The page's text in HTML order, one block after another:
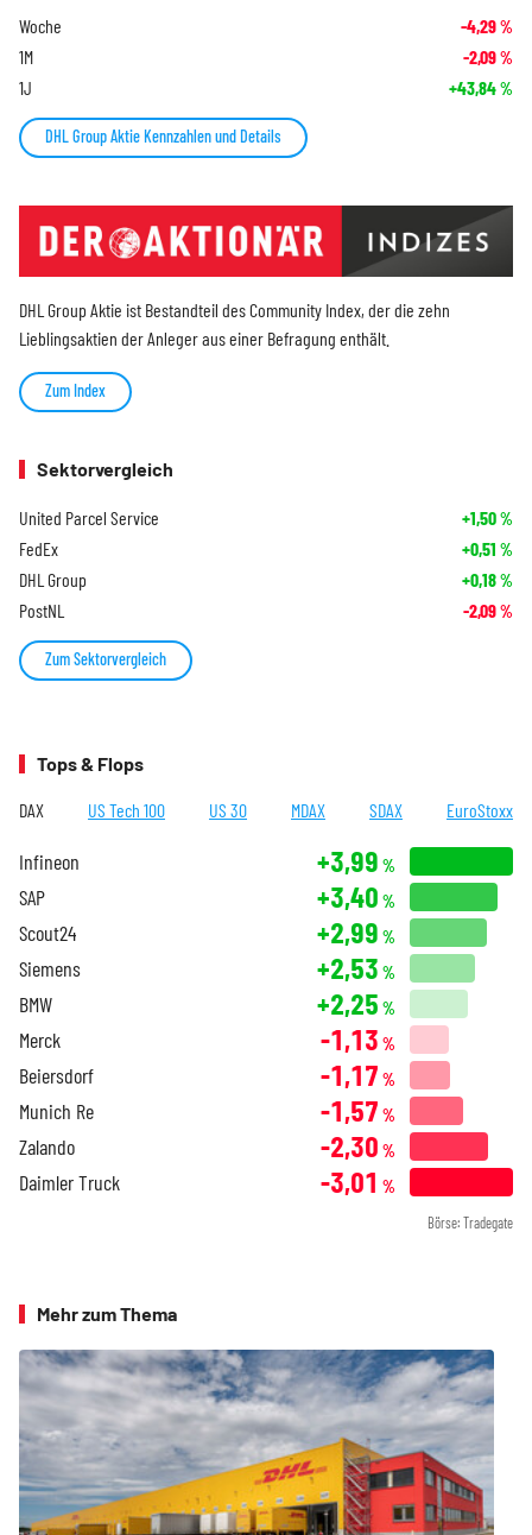
Woche -4,29%
1M -2,09%
1J +43,84%
DHL Group Aktie Kennzahlen und Details
DHL Group Aktie ist Bestandteil des Community Index, der die zehn
Lieblingsaktien der Anleger aus einer Befragung enthält.
Zum Index
Sektorvergleich
United Parcel Service +1,50%
FedEx +0,51 %
DHL Group +0,18%
PostNL -2,09%
Zum Sektorvergleich
Tops & Flops
DAX US Tech 100 US 30 MDAX SDAX EuroStoxx
Infineon +3,99 %
SAP +3,40 %
Scout24 +2,99 %
Siemens +2,53 %
BMW +2,25 %
Merck -1,13 %
Beiersdorf -1,17 %
Munich Re -1,57 %
Zalando -2,30 %
Daimler Truck -3,01 %
Börse: Tradegate
Mehr zum Thema